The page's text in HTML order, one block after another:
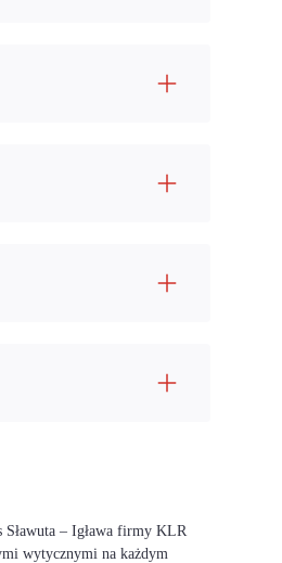
Sławuta – Igława firmy KLR
wytycznymi na każdym